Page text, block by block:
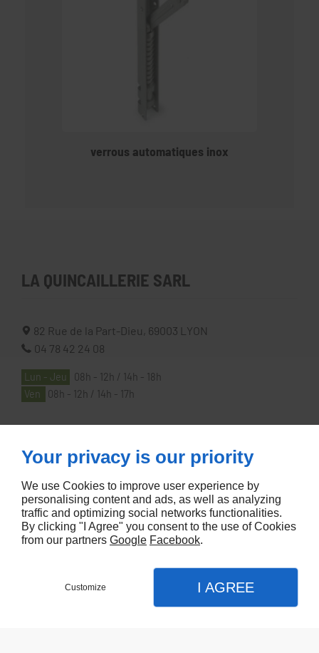
verrous automatiques inox
LA QUINCAILLERIE SARL
82 Rue de la Part-Dieu, 69003
LYON
04 78 42 24 08
Lun - Jeu
08h - 12h / 14h - 18h
Ven
08h - 12h / 14h - 17h
Accueil
Contactez-nous
Mentions légales
Plan du site
Your privacy is our priority
We use Cookies to improve user experience by
personalising content and ads, as well as analyzing
traffic and optimizing social networks functionalities.
By clicking "I Agree" you consent to the use of Cookies
from our partners Google Facebook.
Customize I AGREE